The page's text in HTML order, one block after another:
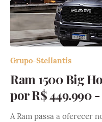
Grupo-Stellantis
Ram 1500 Big
por R$ 449.990
A Ram passa a oferecer